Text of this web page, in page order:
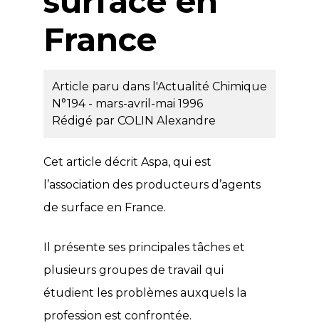
France
Article paru dans l'Actualité Chimique
N°194 - mars-avril-mai 1996
Rédigé par COLIN Alexandre
Cet article décrit Aspa, qui est
l’association des producteurs d’agents
de surface en France.
Il présente ses principales tâches et
plusieurs groupes de travail qui
étudient les problèmes auxquels la
profession est confrontée.